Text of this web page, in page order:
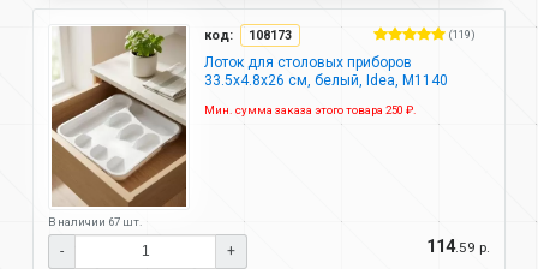
код: 108173 (119)
Лоток для столовых приборов
33.5x4.8x26 см, белый, Idea, М1140
Мин. сумма заказа этого товара 250 ₽.
В наличии 67 шт.
- + 114.59 р.